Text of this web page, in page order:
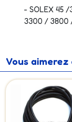
- SOLEX 45
3300 / 3800
Vous aimerez